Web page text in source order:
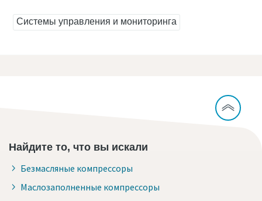
Системы управления и мониторинга
Найдите то, что вы искали
Безмасляные компрессоры
Маслозаполненные компрессоры